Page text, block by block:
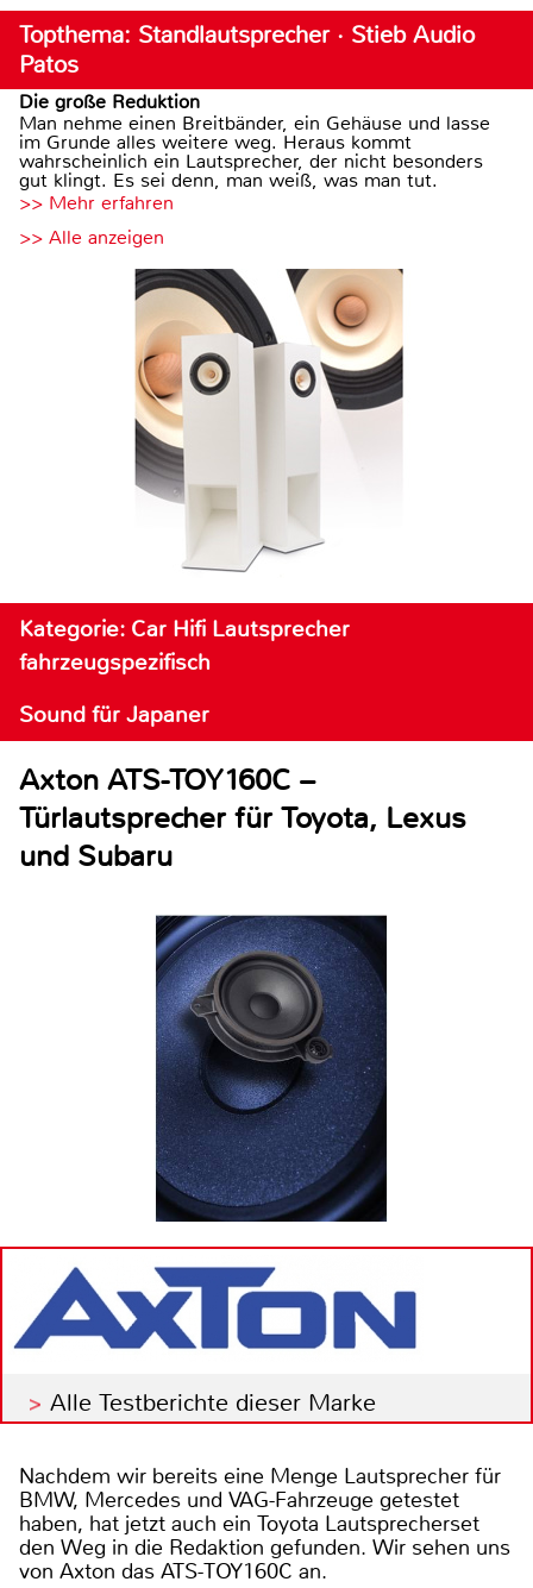
Topthema: Standlautsprecher · Stieb Audio
Patos
Die große Reduktion
Man nehme einen Breitbänder, ein Gehäuse und lasse
im Grunde alles weitere weg. Heraus kommt
wahrscheinlich ein Lautsprecher, der nicht besonders
gut klingt. Es sei denn, man weiß, was man tut.
>> Mehr erfahren
>> Alle anzeigen
Kategorie: Car Hifi Lautsprecher
fahrzeugspezifisch
Sound für Japaner
Axton ATS-TOY160C –
Türlautsprecher für Toyota, Lexus
und Subaru
Alle Testberichte dieser Marke
Nachdem wir bereits eine Menge Lautsprecher für
BMW, Mercedes und VAG-Fahrzeuge getestet
haben, hat jetzt auch ein Toyota Lautsprecherset
den Weg in die Redaktion gefunden. Wir sehen uns
von Axton das ATS-TOY160C an.